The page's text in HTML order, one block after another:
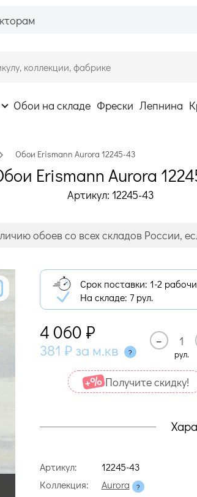
Обои на складе Фрески Лепнина
Обои Erismann Aurora 12245-43
Erismann Aurora
Артикул: 12245-43
обоев со всех складов России,
Срок поставки: 1-2
На складе: 7 рул.
4 060 ₽
381 ₽ за м.кв
–
рул.
Получите cкидку!
Артикул:
12245-43
Коллекция:
Aurora